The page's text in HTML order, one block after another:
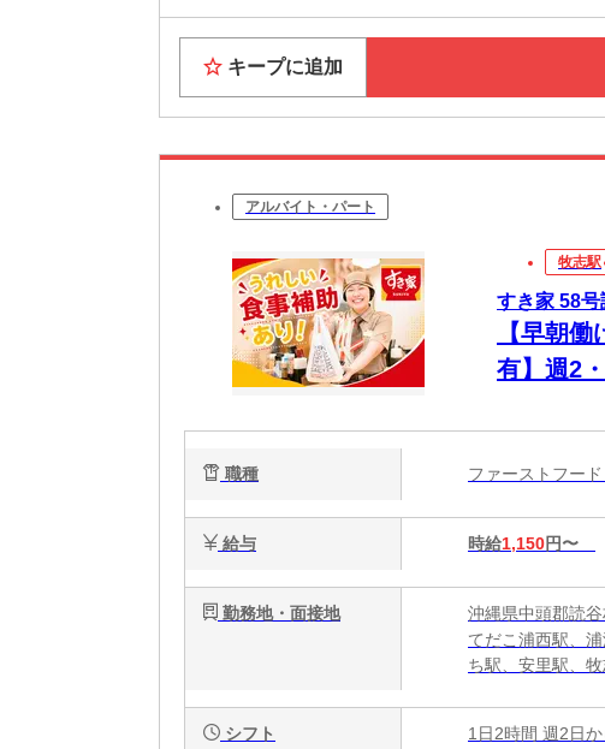
キープに追加
アルバイト・パート
牧志駅
すき家 58号
【早朝
有】週2
職種 ファーストフー
給与 時給1,150円〜
勤務地・面接地
沖縄県中頭郡読
てだこ浦西駅、
ち駅、安里駅、
シフト 1日2時間 週2日